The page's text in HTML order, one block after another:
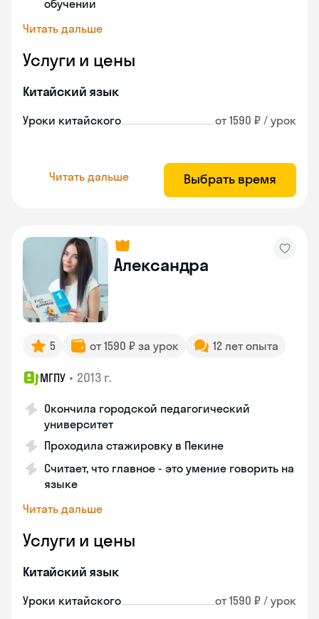
обучении
Читать дальше
Услуги и цены
Китайский язык
Уроки китайского от 1590 ₽ / урок
Читать дальше Выбрать время
Александра
5 от 1590 ₽ за урок 12 лет опыта
МГПУ • 2013 г.
Окончила городской педагогический
университет
Проходила стажировку в Пекине
Считает, что главное - это умение говорить на
языке
Читать дальше
Услуги и цены
Китайский язык
Уроки китайского от 1590 ₽ / урок